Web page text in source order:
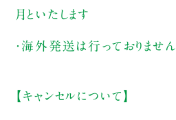
月といたします
・海外発送は行っておりません
【キャンセルについて】